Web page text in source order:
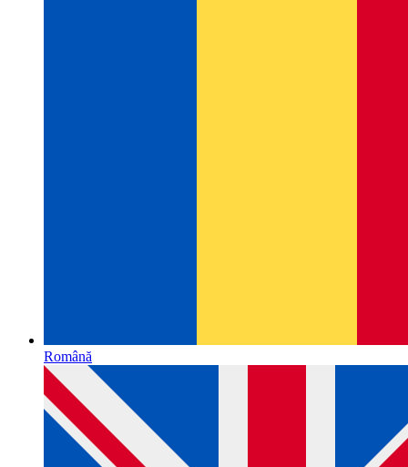
Română